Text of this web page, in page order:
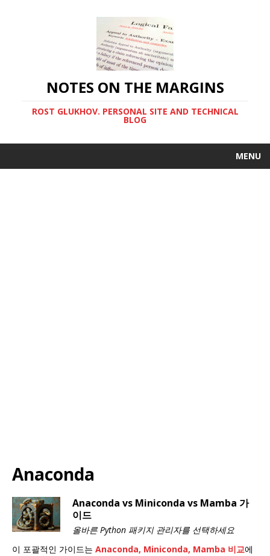
NOTES ON THE MARGINS
ROST GLUKHOV. PERSONAL SITE AND TECHNICAL
BLOG
MENU
Anaconda
Anaconda vs Miniconda vs Mamba 가
이드
올바른 Python 패키지 관리자를 선택하세요
이 포괄적인 가이드는 Anaconda, Miniconda, Mamba 비교에